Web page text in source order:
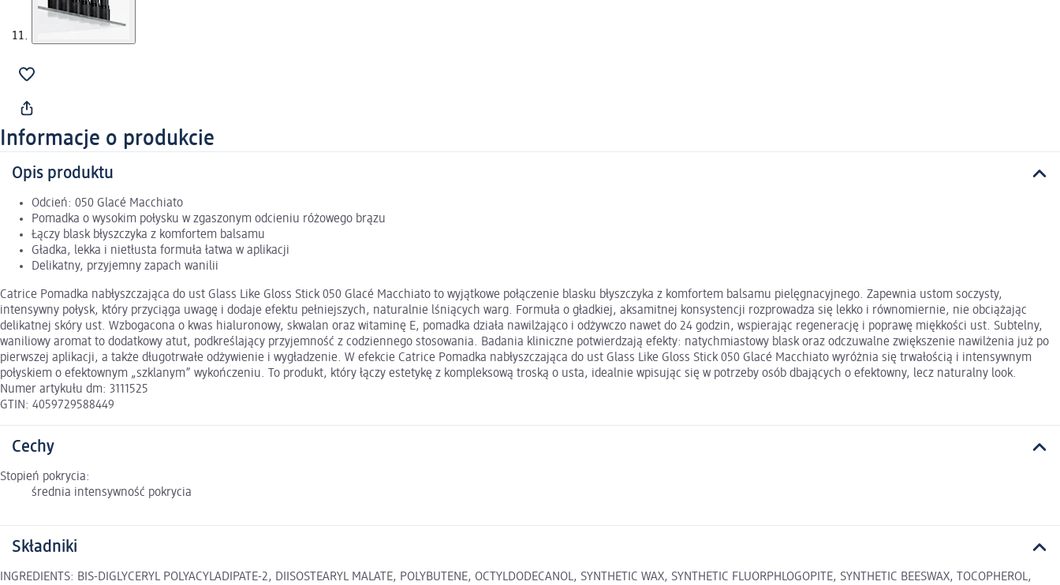
Informacje o produkcie
Opis produktu
Odcień: 050 Glacé Macchiato
Pomadka o wysokim połysku w zgaszonym odcieniu różowego brązu
Łączy blask błyszczyka z komfortem balsamu
Gładka, lekka i nietłusta formuła łatwa w aplikacji
Delikatny, przyjemny zapach wanilii
Catrice Pomadka nabłyszczająca do ust Glass Like Gloss Stick 050 Glacé Macchiato to wyjątkowe połączenie blasku błyszczyka z komfortem balsamu pielęgnacyjnego. Zapewnia ustom soczysty,
intensywny połysk, który przyciąga uwagę i dodaje efektu pełniejszych, naturalnie lśniących warg. Formuła o gładkiej, aksamitnej konsystencji rozprowadza się lekko i równomiernie, nie obciążając
delikatnej skóry ust. Wzbogacona o kwas hialuronowy, skwalan oraz witaminę E, pomadka działa nawilżająco i odżywczo nawet do 24 godzin, wspierając regenerację i poprawę miękkości ust. Subtelny,
waniliowy aromat to dodatkowy atut, podkreślający przyjemność z codziennego stosowania. Badania kliniczne potwierdzają efekty: natychmiastowy blask oraz odczuwalne zwiększenie nawilżenia już po
pierwszej aplikacji, a także długotrwałe odżywienie i wygładzenie. W efekcie Catrice Pomadka nabłyszczająca do ust Glass Like Gloss Stick 050 Glacé Macchiato wyróżnia się trwałością i intensywnym
połyskiem o efektownym „szklanym” wykończeniu. To produkt, który łączy estetykę z kompleksową troską o usta, idealnie wpisując się w potrzeby osób dbających o efektowny, lecz naturalny look.
Numer artykułu dm: 3111525
GTIN: 4059729588449
Cechy
Stopień pokrycia:
średnia intensywność pokrycia
Składniki
INGREDIENTS: BIS-DIGLYCERYL POLYACYLADIPATE-2, DIISOSTEARYL MALATE, POLYBUTENE, OCTYLDODECANOL, SYNTHETIC WAX, SYNTHETIC FLUORPHLOGOPITE, SYNTHETIC BEESWAX, TOCOPHEROL,